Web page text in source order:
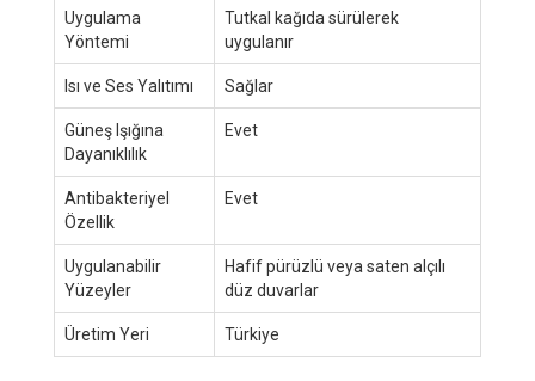
Uygulama
Yöntemi
Tutkal kağıda sürülerek
uygulanır
Isı ve Ses Yalıtımı Sağlar
Güneş Işığına
Dayanıklılık
Evet
Antibakteriyel
Özellik
Evet
Uygulanabilir
Yüzeyler
Hafif pürüzlü veya saten alçılı
düz duvarlar
Üretim Yeri Türkiye